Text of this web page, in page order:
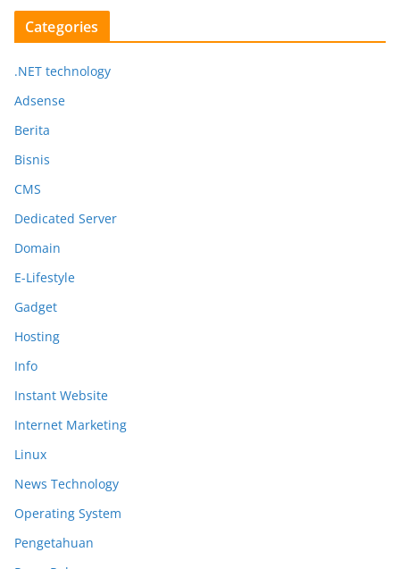
Categories
.NET technology
Adsense
Berita
Bisnis
CMS
Dedicated Server
Domain
E-Lifestyle
Gadget
Hosting
Info
Instant Website
Internet Marketing
Linux
News Technology
Operating System
Pengetahuan